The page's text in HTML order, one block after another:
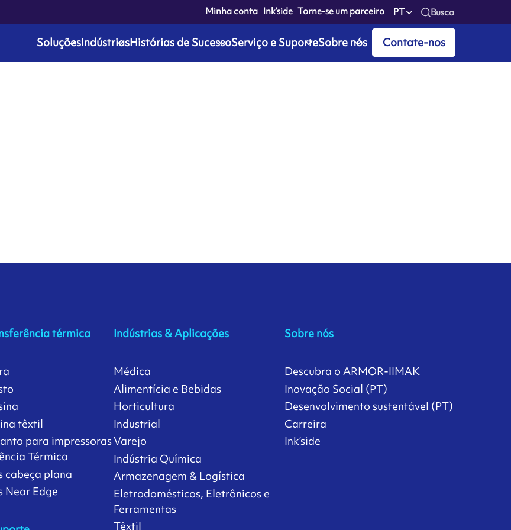
Minha conta Ink’side Torne-se um parceiro PT Busca
SoluçõesIndústriasHistórias de SucessoServiço e SuporteSobre nós Contate-nos
térmica
têxtil
para impressoras
Térmica
cabeça plana
Near Edge
Indústrias & Aplicações
Médica
Alimentícia e Bebidas
Horticultura
Industrial
Varejo
Indústria Química
Armazenagem & Logística
Eletrodomésticos, Eletrônicos e
Ferramentas
Têxtil
Sobre nós
Descubra o ARMOR-IIMAK
Inovação Social (PT)
Desenvolvimento sustentável (PT)
Carreira
Ink’side